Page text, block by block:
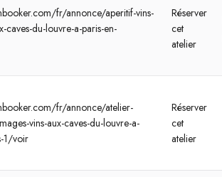
fr/annonce/aperitif-vins-
caves-du-louvre-a-paris-en-
Réserver
cet
atelier
fr/annonce/atelier-
vins-aux-caves-du-louvre-a-
1/voir
Réserver
cet
atelier